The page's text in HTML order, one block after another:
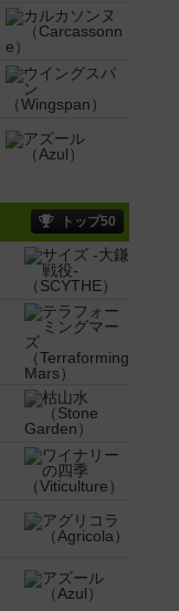
トップ50